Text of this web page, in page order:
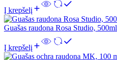
Į krepšelį
Guašas raudona Rosa Studio, 500ml
Į krepšelį